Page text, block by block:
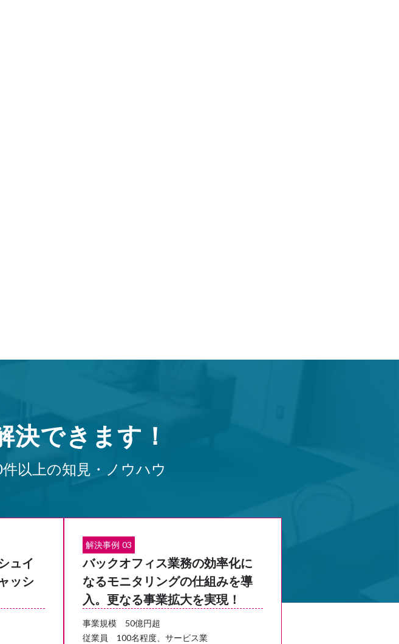
決できます！
以上の知見・ノウハウ
ュイ
ッシ
解決事例 03
バックオフィス業務の効率化に
なるモニタリングの仕組みを導
入。更なる事業拡大を実現！
事業規模 50億円超
従業員 100名程度、サービス業